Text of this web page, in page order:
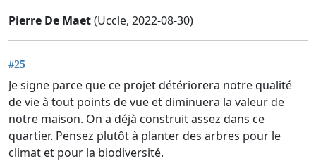
Pierre De Maet(Uccle, 2022-08-30)
#25
Je signe parce que ce projet détériorera notre qualité
de vie à tout points de vue et diminuera la valeur de
notre maison. On a déjà construit assez dans ce
quartier. Pensez plutôt à planter des arbres pour le
climat et pour la biodiversité.